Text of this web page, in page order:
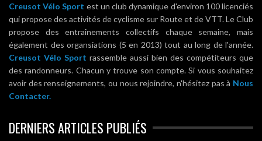
Creusot Vélo Sport est un club dynamique d'environ 100 licenciés
qui propose des activités de cyclisme sur Route et de VTT. Le Club
propose des entraînements collectifs chaque semaine, mais
également des organsiations (5 en 2013) tout au long de l'année.
Creusot Vélo Sport rassemble aussi bien des compétiteurs que
des randonneurs. Chacun y trouve son compte. Si vous souhaitez
avoir des renseignements, ou nous rejoindre, n'hésitez pas à Nous
Contacter.
DERNIERS ARTICLES PUBLIÉS